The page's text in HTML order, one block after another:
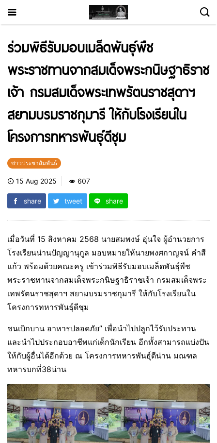
ร่วมพิธีรับมอบเมล็ดพันธุ์พืช
พระราชทานจากสมเด็จพระกนิษฐาธิราช
เจ้า กรมสมเด็จพระเทพรัตนราชสุดาฯ
สยามบรมราชกุมารี ให้กับโรงเรียนใน
โครงการทหารพันธุ์ดีชุม
ข่าวประชาสัมพันธ์
15 Aug 2025 607
share tweet share
เมื่อวันที่ 15 สิงหาคม 2568 นายสมพงษ์ อุ่นใจ ผู้อำนวยการ
โรงเรียนน่านปัญญานุกูล มอบหมายให้นายพงศกาญจน์ คำสี
แก้ว พร้อมด้วยคณะครู เข้าร่วมพิธีรับมอบเมล็ดพันธุ์พืช
พระราชทานจากสมเด็จพระกนิษฐาธิราชเจ้า กรมสมเด็จพระ
เทพรัตนราชสุดาฯ สยามบรมราชกุมารี ให้กับโรงเรียนใน
โครงการทหารพันธุ์ดีชุม
ชนเบิกบาน อาหารปลอดภัย” เพื่อนำไปปลูกไว้รับประทาน
และนำไปประกอบอาชีพแก่เด็กนักเรียน อีกทั้งสามารถแบ่งปัน
ให้กับผู้อื่นได้อีกด้วย ณ โครงการทหารพันธ์ุดีน่าน มณฑล
ทหารบกที่38น่าน